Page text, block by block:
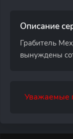
Описание
Грабитель
вынуждены
Уважаемые